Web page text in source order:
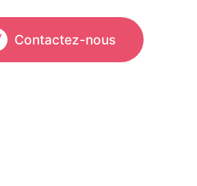
Contactez-nous